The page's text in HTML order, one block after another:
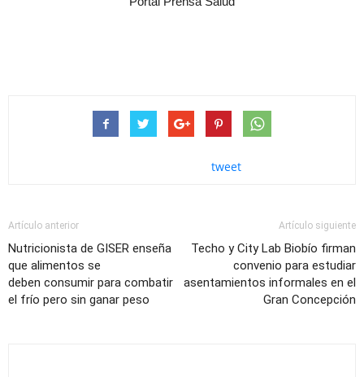
tweet
Artículo anterior
Nutricionista de GISER enseña
que alimentos se
deben consumir para combatir
el frío pero sin ganar peso
Artículo siguiente
Techo y City Lab Biobío firman
convenio para estudiar
asentamientos informales en el
Gran Concepción